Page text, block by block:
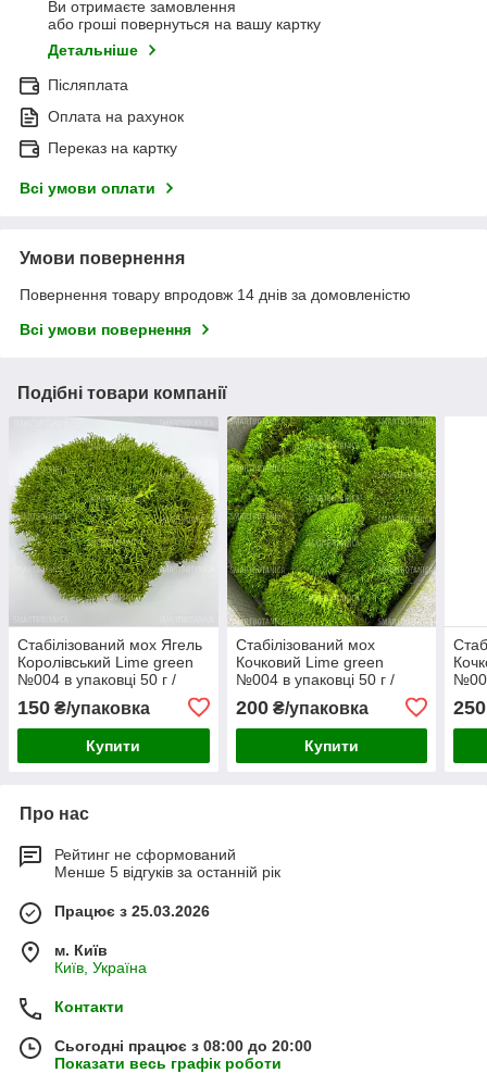
Ви отримаєте замовлення
або гроші повернуться на вашу картку
Детальніше
Післяплата
Оплата на рахунок
Переказ на картку
Всі умови оплати
Умови повернення
Повернення товару впродовж 14 днів за домовленістю
Всі умови повернення
Подібні товари компанії
Стабілізований мох Ягель
Королівський Lime green
№004 в упаковці 50 г /
150 ₴/упаковка
Купити
Стабілізований мох
Кочковий Lime green
№004 в упаковці 50 г /
200₴/упаковка
Купити
250
Про нас
Рейтинг не сформований
Менше 5 відгуків за останній рік
Працює з 25.03.2026
м. Київ
Київ, Україна
Контакти
Сьогодні працює з 08:00 до 20:00
Показати весь графік роботи